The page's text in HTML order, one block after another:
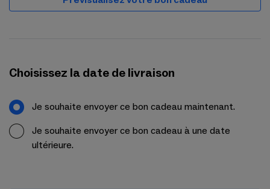
Choisissez la date de livraison
Je souhaite envoyer ce bon cadeau maintenant.
Je souhaite envoyer ce bon cadeau à une date
ultérieure.